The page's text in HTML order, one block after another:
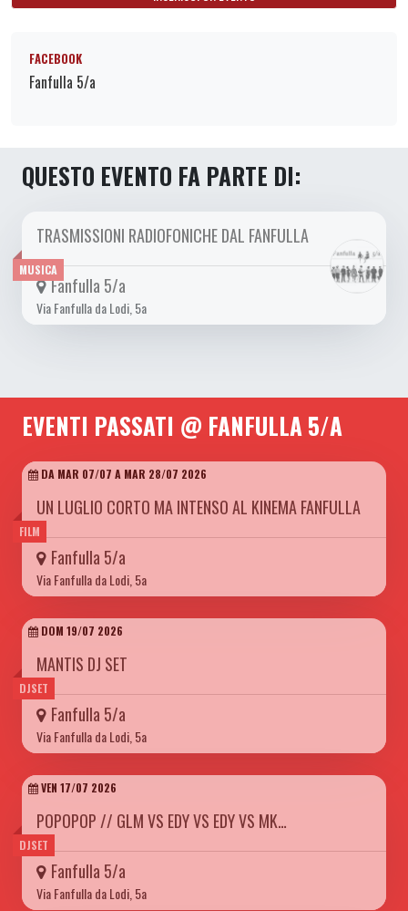
FACEBOOK
Fanfulla 5/a
QUESTO EVENTO FA PARTE DI:
MUSICA
DOM 27/11 2022
TRASMISSIONI RADIOFONICHE DAL FANFULLA
Fanfulla 5/a
Via Fanfulla da Lodi, 5a
EVENTI PASSATI @ FANFULLA 5/A
FILM
DA MAR 07/07 A MAR 28/07 2026
UN LUGLIO CORTO MA INTENSO AL KINEMA FANFULLA
Fanfulla 5/a
Via Fanfulla da Lodi, 5a
DJSET
DOM 19/07 2026
MANTIS DJ SET
Fanfulla 5/a
Via Fanfulla da Lodi, 5a
DJSET
VEN 17/07 2026
POPOPOP // GLM VS EDY VS EDY VS MK…
Fanfulla 5/a
Via Fanfulla da Lodi, 5a